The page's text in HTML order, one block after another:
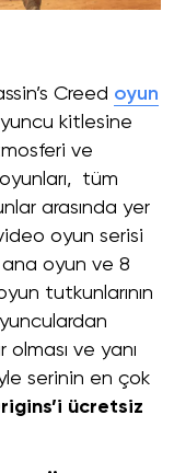
Creed oyun
kitlesine
ve
tüm
arasında yer
oyun serisi
ana oyun ve 8
tutkunlarının
ve yanı
serinin en çok
ücretsiz